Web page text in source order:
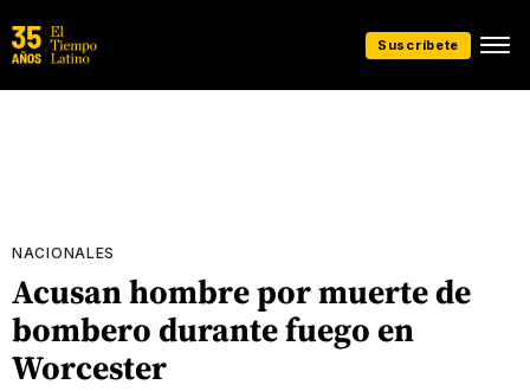
Suscríbete
NACIONALES
Acusan hombre por muerte de
bombero durante fuego en
Worcester